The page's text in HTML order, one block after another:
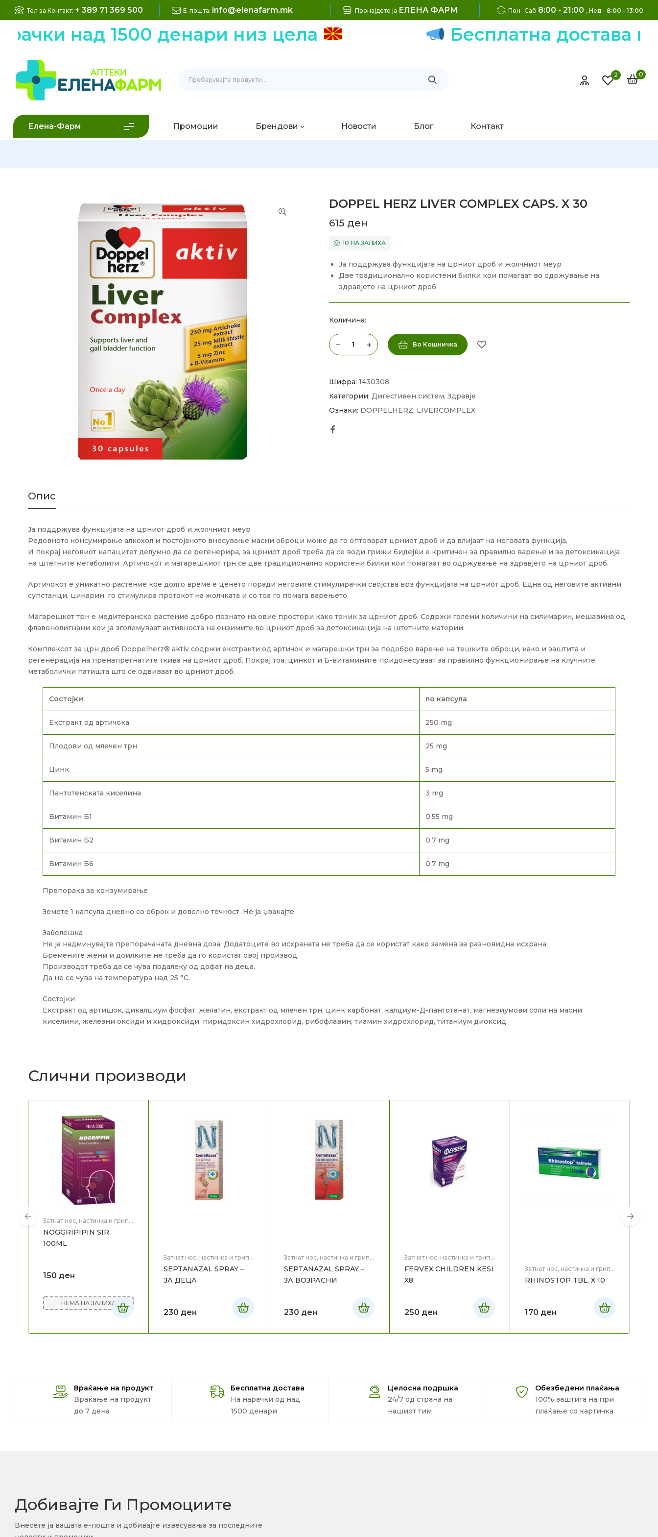
Тел за Контакт: + 389 71 369 500 Е-пошта: info@elenafarm.mk Пронајдете ја ЕЛЕНА ФАРМ Пон- Саб 8:00 - 21:00 , Нед - 8:00 - 13:00
над 1500 денари низ цела Бесплатна достава на
2 0
Елена-Фарм Промоции Брендови Новости Блог Контакт
DOPPEL HERZ LIVER COMPLEX CAPS. X 30
615 ден
10 НА ЗАЛИХА
Ја поддржува функцијата на црниот дроб и жолчниот меур
Две традиционално користени билки кои помагаат во одржување на
здравјето на црниот дроб
Количина:
Во Кошничка
Шифра: 1430308
Категории: Дигестивен систем, Здравје
Ознаки: DOPPELHERZ, LIVERCOMPLEX
Опис
Ја поддржува функцијата на црниот дроб и жолчниот меур
Редовното консумирање алкохол и постојаното внесување масни оброци може да го оптоварат црниот дроб и да влијаат на неговата функција.
И покрај неговиот капацитет делумно да се регенерира, за црниот дроб треба да се води грижи бидејќи е критичен за правилно варење и за детоксикација
на штетните метаболити. Артичокот и магарешкиот трн се две традиционално користени билки кои помагаат во одржување на здравјето на црниот дроб.
Артичокот е уникатно растение кое долго време е ценето поради неговите стимулирачки својства врз функцијата на црниот дроб. Една од неговите активни
супстанци, цинарин, го стимулира протокот на жолчката и со тоа го помага варењето.
Магарешкот трн е медитеранско растение добро познато на овие простори како тоник за црниот дроб. Содржи големи количини на силимарин, мешавина од
флавонолигнани кои ја зголемуваат активноста на ензимите во црниот дроб за детоксикација на штетните материи.
Комплексот за црн дроб Doppelherz® aktiv содржи екстракти од артичок и магарешки трн за подобро варење на тешките оброци, како и заштита и
регенерација на пренапрегнатите ткива на црниот дроб. Покрај тоа, цинкот и Б-витамините придонесуваат за правилно функционирање на клучните
метаболички патишта што се одвиваат во црниот дроб.
Состојки по капсула
Екстракт од артичока 250 mg
Плодови од млечен трн 25 mg
Цинк 5 mg
Пантотенската киселина 3 mg
Витамин Б1 0,55 mg
Витамин Б2 0,7 mg
Витамин Б6 0,7 mg
Препорака за конзумирање
Земете 1 капсула дневно со оброк и доволно течност. Не ја џвакајте.
Забелешка
Не ја надминувајте препорачаната дневна доза. Додатоците во исхраната не треба да се користат како замена за разновидна исхрана.
Бремените жени и доилките не треба да го користат овој производ.
Производот треба да се чува подалеку од дофат на деца.
Да не се чува на температура над 25 °C.
Состојки
Екстракт од артишок, дикалциум фосфат, желатин, екстракт од млечен трн, цинк карбонат, калциум-Д-пантотенат, магнезиумови соли на масни
киселини, железни оксиди и хидроксиди, пиридоксин хидрохлорид, рибофлавин, тиамин хидрохлорид, титаниум диоксид.
Слични производи
Затнат нос, настинка и грип,
NOGGRIPIPIN SIR.
100ML
150 ден
НЕМА НА ЗАЛИХА
Затнат нос, настинка и грип,
SEPTANAZAL SPRAY –
ЗА ДЕЦА
230 ден
Затнат нос, настинка и грип,
SEPTANAZAL SPRAY –
ЗА ВОЗРАСНИ
230 ден
Затнат нос, настинка и грип,
FERVEX CHILDREN KESI
X8
250 ден
Затнат нос, настинка и грип,
RHINOSTOP TBL. X 10
170 ден
Враќање на продукт
Враќање на продукт
до 7 дена
Бесплатна достава
На нарачки од над
1500 денари
Целосна подршка
24/7 од страна на
нашиот тим
Обезбедени плаќања
100% заштита на при
плаќање со картичка
Добивајте Ги Промоциите
Внесете ја вашата е-пошта и добивајте извесувања за последните